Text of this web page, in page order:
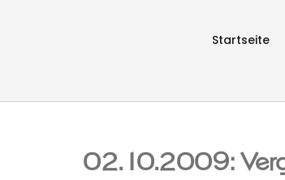
Startseite
02.10.2009: